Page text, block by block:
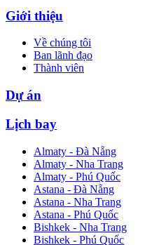
Giới thiệu
Về chúng tôi
Ban lãnh đạo
Thành viên
Dự án
Lịch bay
Almaty - Đà Nẵng
Almaty - Nha Trang
Almaty - Phú Quốc
Astana - Đà Nẵng
Astana - Nha Trang
Astana - Phú Quốc
Bishkek - Nha Trang
Bishkek - Phú Quốc